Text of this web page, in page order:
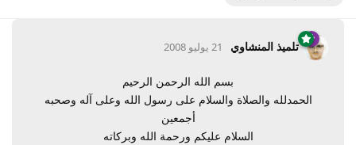
تلميذ المنشاوي 21 يوليو 2008
بسم الله الرحمن الرحيم
الحمدلله والصلاة والسلام على رسول الله وعلى آله وصحبه
أجمعين
السلام عليكم ورحمة الله وبركاته